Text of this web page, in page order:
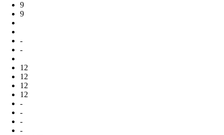
9
9
-
-
12
12
12
12
-
-
-
-